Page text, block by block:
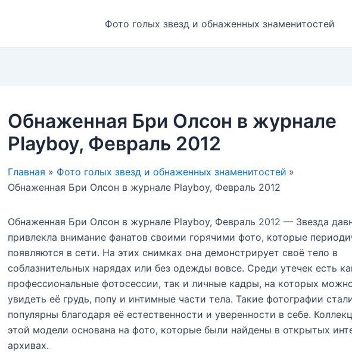
Фото голых звезд и обнаженных знаменитостей
Обнаженная Бри Олсон в журнале
Playboy, Февраль 2012
Главная
Фото голых звезд и обнаженных знаменитостей
Обнаженная Бри Олсон в журнале Playboy, Февраль 2012
Обнаженная Бри Олсон в журнале Playboy, Февраль 2012 — Звезда
привлекла внимание фанатов своими горячими фото, которые
появляются в сети. На этих снимках она демонстрирует своё тело в
соблазнительных нарядах или без одежды вовсе. Среди утечек есть
профессиональные фотосессии, так и личные кадры, на которых
увидеть её грудь, попу и интимные части тела. Такие фотографии
популярны благодаря её естественности и уверенности в себе.
этой модели основана на фото, которые были найдены в открытых
архивах.